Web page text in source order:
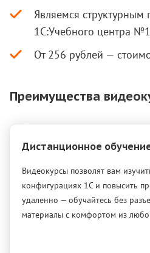
Являемся структурным
1С:Учебного центра
От 256 рублей —
Преимущества
Дистанционное
Видеокурсы позволят вам
конфигурациях 1С и повысить
удаленно — обучайтесь без
материалы с комфортом из